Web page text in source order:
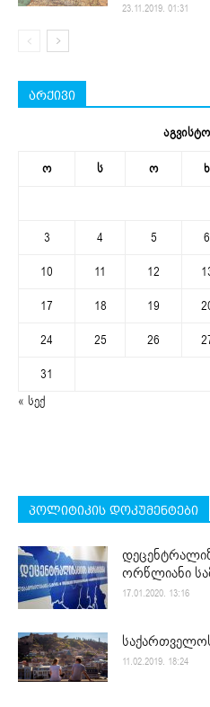
23.11.2019. 01:31
არქივი
ო ს ო ხ
3
4 5 6
10
11 12
17
18 19
24
25 26
31
« სექ
პოლიტიკის დოკუმენტები
ორწლიანი
17.01.2020. 13:16
11.02.2019. 18:24